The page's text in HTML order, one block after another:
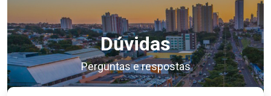
Dúvidas
Perguntas e respostas